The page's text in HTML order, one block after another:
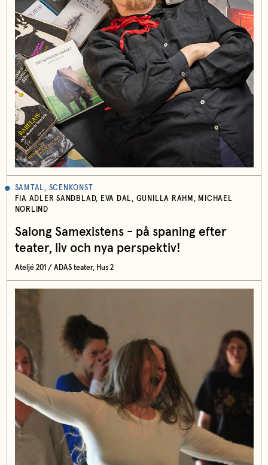
SAMTAL, SCENKONST
FIA ADLER SANDBLAD, EVA DAL, GUNILLA RAHM, MICHAEL
NORLIND
Salong Samexistens - på spaning efter
teater, liv och nya perspektiv!
Ateljé 201 / ADAS teater, Hus 2